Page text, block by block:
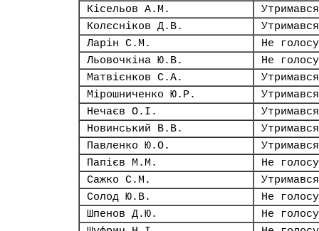
Кісельов А.М.
Утримався
Колєсніков Д.В.
Утримався
Ларін С.М.
Не
Льовочкіна Ю.В.
Не
Матвієнков С.А.
Утримався
Мірошниченко Ю.Р.
Утримався
Нечаєв О.І.
Утримався
Новинський В.В.
Утримався
Павленко Ю.О.
Утримався
Папієв М.М.
Не
Сажко С.М.
Утримався
Солод Ю.В.
Не
Шпенов Д.Ю.
Не